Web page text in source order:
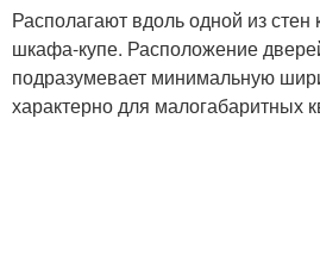
Располагают вдоль одной из
шкафа-купе. Расположение
подразумевает минимальную
характерно для малогабаритных